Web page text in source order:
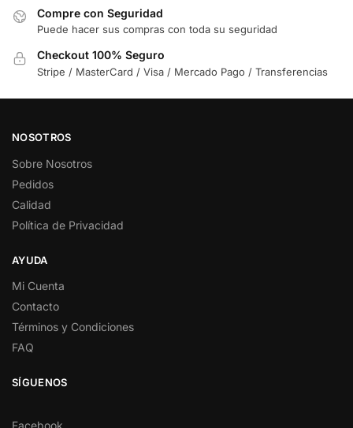
Compre con Seguridad
Puede hacer sus compras con toda su seguridad
Checkout 100% Seguro
Stripe / MasterCard / Visa / Mercado Pago / Transferencias
NOSOTROS
Sobre Nosotros
Pedidos
Calidad
Política de Privacidad
AYUDA
Mi Cuenta
Contacto
Términos y Condiciones
FAQ
SÍGUENOS
Facebook